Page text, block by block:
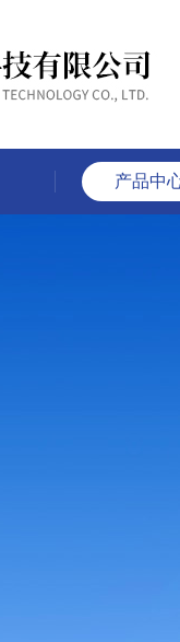
产品中